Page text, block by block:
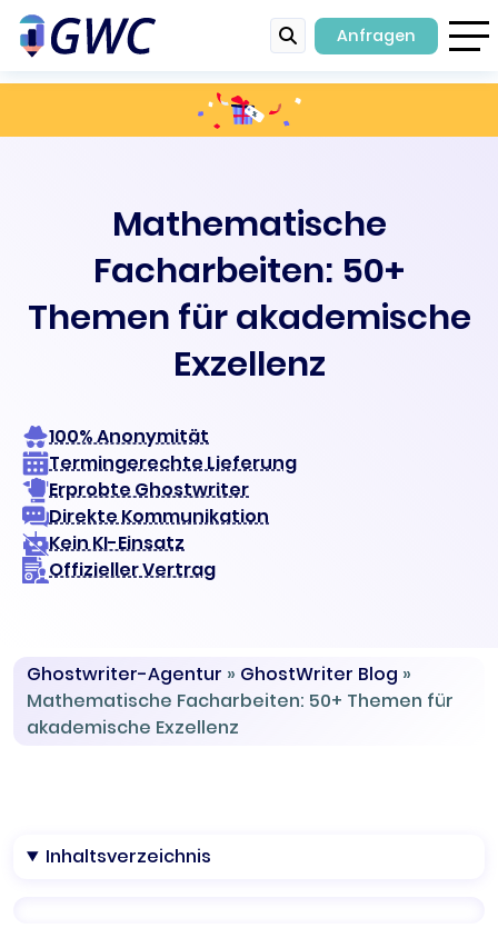
Anfragen
Mathematische
Facharbeiten: 50+
Themen für akademische
Exzellenz
100% Anonymität
Termingerechte Lieferung
Erprobte Ghostwriter
Direkte Kommunikation
Kein KI-Einsatz
Offizieller Vertrag
Ghostwriter-Agentur » GhostWriter Blog »
Mathematische Facharbeiten: 50+ Themen für
akademische Exzellenz
Inhaltsverzeichnis